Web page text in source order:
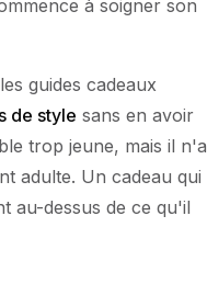
à soigner son
guides cadeaux
de style sans en avoir
trop jeune, mais il n'a
adulte. Un cadeau qui
au-dessus de ce qu'il